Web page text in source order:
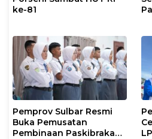
ke-81
Pemprov Sulbar Resmi
Buka Pemusatan
Pembinaan Paskibraka